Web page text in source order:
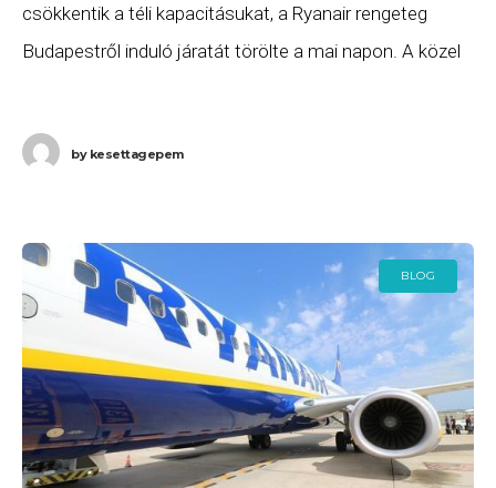
csökkentik a téli kapacitásukat, a Ryanair rengeteg
Budapestről induló járatát törölte a mai napon. A közel
bykesettagepem
BLOG